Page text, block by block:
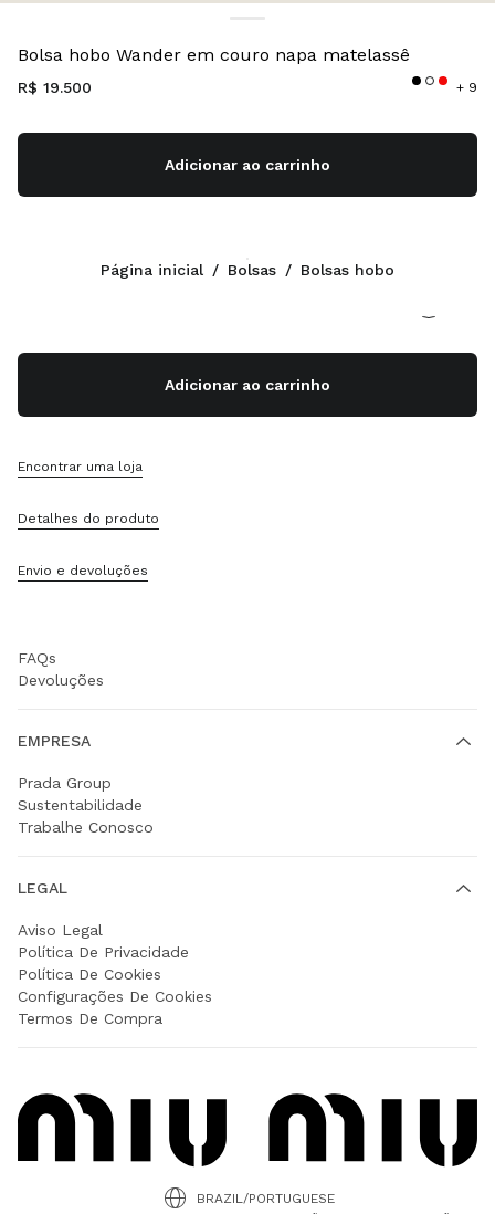
Bolsa hobo Wander em couro napa matelassê
R$ 19.500 + 9
Adicionar ao carrinho
Caramelo
Adicionar ao carrinho
Encontrar uma loja
Detalhes do produto
Envio e devoluções
Página inicial / Bolsas / Bolsas hobo
0800 0 648648
Contatos
Mapa Do Site
APOIO
FAQs
Devoluções
EMPRESA
Prada Group
Sustentabilidade
Trabalhe Conosco
LEGAL
Aviso Legal
Política De Privacidade
Política De Cookies
Configurações De Cookies
Termos De Compra
BRAZIL/PORTUGUESE